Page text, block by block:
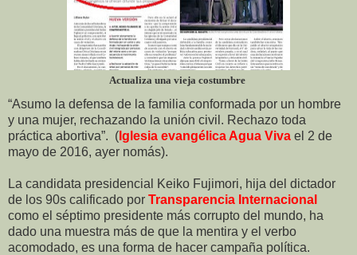
Actualiza una vieja costumbre
“Asumo la defensa de la familia conformada por un hombre
y una mujer, rechazando la unión civil. Rechazo toda
práctica abortiva”. ( Iglesia evangélica Agua Viva el 2 de
mayo de 2016, ayer nomás).
La candidata presidencial Keiko Fujimori, hija del dictador
de los 90s calificado por Transparencia Internacional
como el séptimo presidente más corrupto del mundo, ha
dado una muestra más de que la mentira y el verbo
acomodado, es una forma de hacer campaña política.